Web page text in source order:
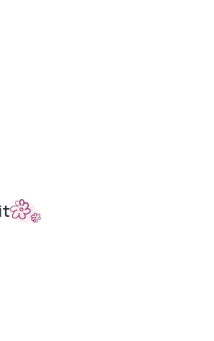
Podložky
Doplňky
Merino podložky